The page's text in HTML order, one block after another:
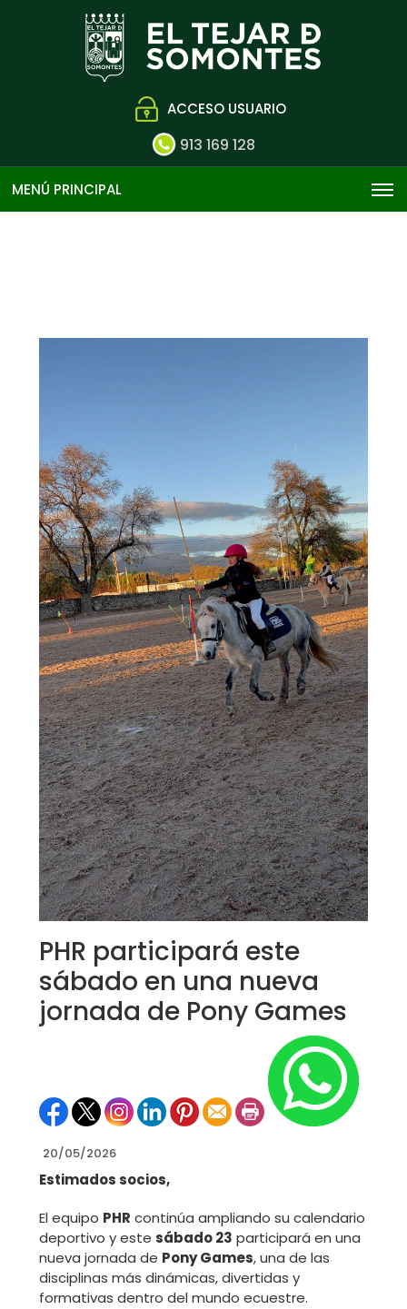
ACCESO USUARIO
913 169 128
MENÚ PRINCIPAL
PHR participará este
sábado en una nueva
jornada de Pony Games
20/05/2026
Estimados socios,
El equipo PHR continúa ampliando su calendario
deportivo y estesábado 23 participará en una
nueva jornada de Pony Games, una de las
disciplinas más dinámicas, divertidas y
formativas dentro del mundo ecuestre.